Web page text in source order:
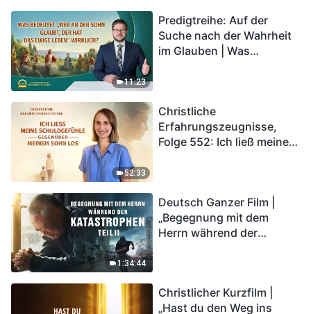
11:23
Predigtreihe: Auf der
Suche nach der Wahrheit
im Glauben | Was
52:33
Christliche
Erfahrungszeugnisse,
Folge 552: Ich ließ meine
1:34:44
Deutsch Ganzer Film |
„Begegnung mit dem
Herrn während der
in das Königreich Gottes
eintreten?
Christlicher Kurzfilm |
„Hast du den Weg ins